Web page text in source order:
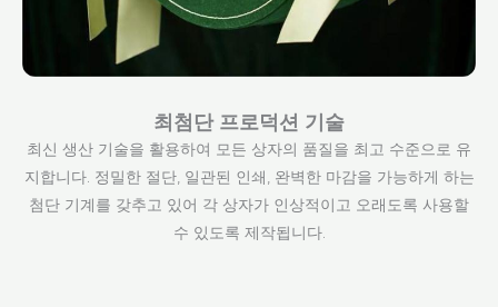
최첨단 프로덕션 기술
최신 생산 기술을 활용하여 모든 상자의 품질을 최고 수준으로 유
지합니다. 정밀한 절단, 일관된 인쇄, 완벽한 마감을 가능하게 하는
첨단 기계를 갖추고 있어 각 상자가 인상적이고 오래도록 사용할
수 있도록 제작됩니다.